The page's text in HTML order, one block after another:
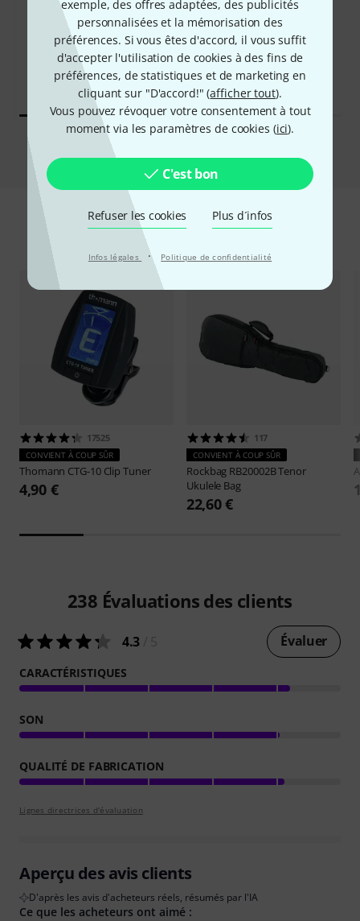
exemple, des offres adaptées, des publicités
personnalisées et la mémorisation des
préférences. Si vous êtes d'accord, il vous suffit
d'accepter l'utilisation de cookies à des fins de
préférences, de statistiques et de marketing en
cliquant sur "D'accord!" (afficher tout).
Vous pouvez révoquer votre consentement à tout
moment via les paramètres de cookies (ici).
C'est bon
Refuser les cookies Plus d´infos
Infos légales · Politique de confidentialité
ONT ACHETÉ
EXACTEMENT CE PRODUIT
59 €
ONT ACHETÉ
Yamaha GL1 Guitalele
79 €
Accessoires & articles appropriés
17525
CONVIENT À COUP SÛR
Thomann CTG-10 Clip Tuner
4,90 €
117
CONVIENT À COUP SÛR
Rockbag RB20002B Tenor
Ukulele Bag
22,60 €
238 Évaluations des clients
4.3 Évaluer
CARACTÉRISTIQUES
SON
QUALITÉ DE FABRICATION
Lignes directrices d'évaluation
Aperçu des avis clients
D'après les avis d'acheteurs réels, résumés par l'IA
Ce que les acheteurs ont aimé :